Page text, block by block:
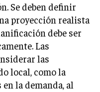
Y BUSINESS
SUCESIÓN
Se deben definir
proyección realista
debe ser
Las
las
local, como la
la demanda, al